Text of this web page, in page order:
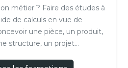
métier ? Faire des études à
de calculs en vue de
une pièce, un produit,
structure, un projet...